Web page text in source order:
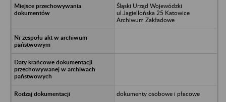
Śląski Urząd Wojewódzki
ul.Jagiellońska 25 Katowice
Archiwum Zakładowe
dokumenty osobowe i płacowe